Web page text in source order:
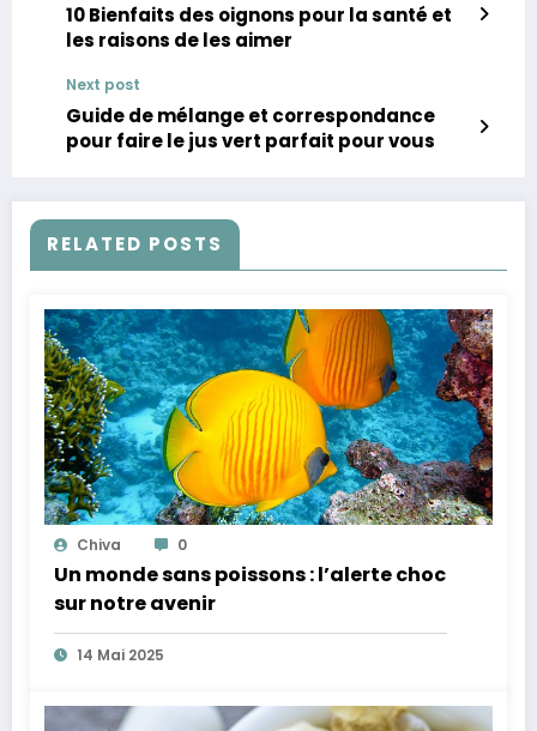
10 Bienfaits des oignons pour la santé et
les raisons de les aimer
Next post
Guide de mélange et correspondance
pour faire le jus vert parfait pour vous
RELATED POSTS
Chiva 0
Un monde sans poissons : l’alerte choc
sur notre avenir
14 Mai 2025